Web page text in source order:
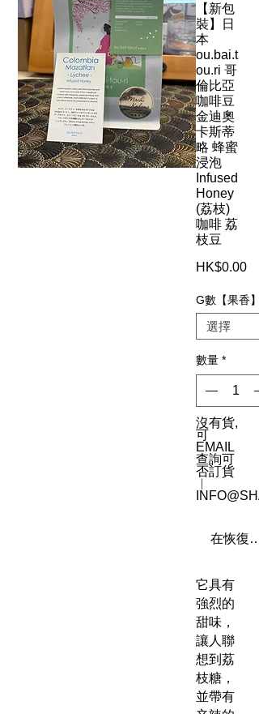
【新包
裝】日
本
ou.bai.t
ou.ri 哥
倫比亞
咖啡豆
金迪奧
卡斯蒂
略 蜂蜜
浸泡
Infused
Honey
(荔枝)
咖啡 荔
枝豆
HK$0.00價
G數【果香】
數量 *
沒有貨,
可
EMAIL
查詢可
否訂貨
︳
在恢復
它具有
強烈的
甜味，
讓人聯
想到荔
枝糖，
並帶有